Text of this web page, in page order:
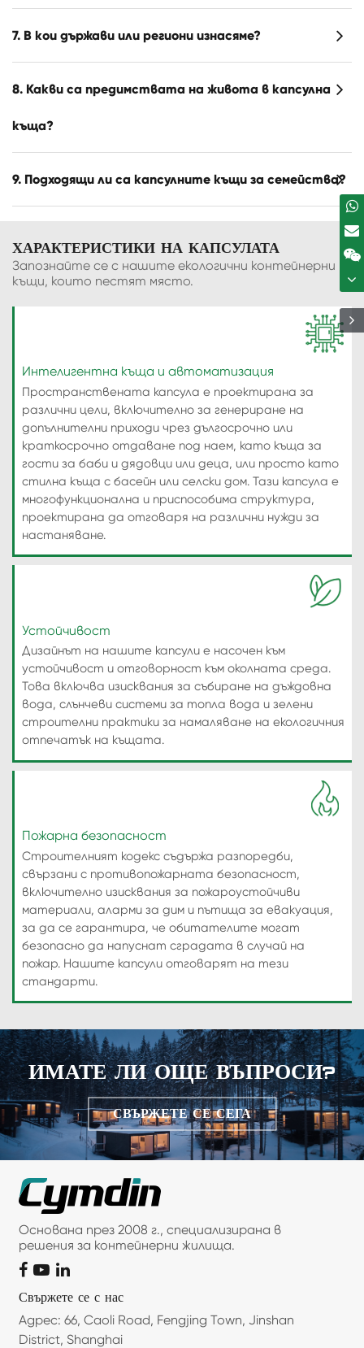
7. В кои държави или региони изнасяме?
8. Какви са предимствата на живота в капсулна
къща?
9. Подходящи ли са капсулните къщи за семейства?
ХАРАКТЕРИСТИКИ НА КАПСУЛАТА
Запознайте се с нашите екологични контейнерни
къщи, които пестят място.
Интелигентна къща и автоматизация
Пространствената капсула е проектирана за
различни цели, включително за генериране на
допълнителни приходи чрез дългосрочно или
краткосрочно отдаване под наем, като къща за
гости за баби и дядовци или деца, или просто като
стилна къща с басейн или селски дом. Тази капсула е
многофункционална и приспособима структура,
проектирана да отговаря на различни нужди за
настаняване.
Устойчивост
Дизайнът на нашите капсули е насочен към
устойчивост и отговорност към околната среда.
Това включва изисквания за събиране на дъждовна
вода, слънчеви системи за топла вода и зелени
строителни практики за намаляване на екологичния
отпечатък на къщата.
Пожарна безопасност
Строителният кодекс съдържа разпоредби,
свързани с противопожарната безопасност,
включително изисквания за пожароустойчиви
материали, аларми за дим и пътища за евакуация,
за да се гарантира, че обитателите могат
безопасно да напуснат сградата в случай на
пожар. Нашите капсули отговарят на тези
стандарти.
ИМАТЕ ЛИ ОЩЕ ВЪПРОСИ?
СВЪРЖЕТЕ СЕ СЕГА
Основана през 2008 г., специализирана в
решения за контейнерни жилища.
Свържете се с нас
Адрес: 66, Caoli Road, Fengjing Town, Jinshan
District, Shanghai